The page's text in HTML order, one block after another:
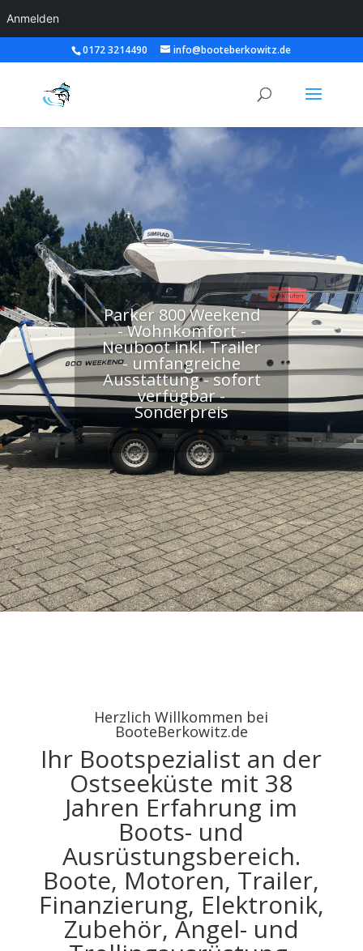
0172 3214490 info@booteberkowitz.de
Parker 800 Weekend
- Wohnkomfort -
Neuboot inkl. Trailer
- umfangreiche
Ausstattung - sofort
verfügbar -
Sonderpreis
Herzlich Willkommen bei
BooteBerkowitz.de
Ihr Bootspezialist an der
Ostseeküste mit 38
Jahren Erfahrung im
Boots- und
Ausrüstungsbereich.
Boote, Motoren, Trailer,
Finanzierung, Elektronik,
Zubehör, Angel- und
Anmelden